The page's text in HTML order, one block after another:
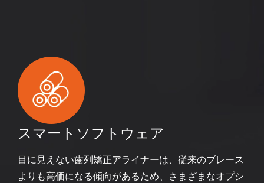
スマートソフトウェア
目に見えない歯列矯正アライナーは、従来のブレース
よりも高価になる傾向があるため、さまざまなオプシ